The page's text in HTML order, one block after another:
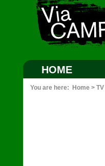
HOME
You are here: Home > TV